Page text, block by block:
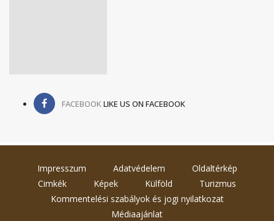
FACEBOOKLIKE US ON FACEBOOK
Impresszum Adatvédelem
Oldaltérkép
Cimkék
Képek Külföld
Turizmus
Kommentelési szabályok és jogi nyilatkozat
Médiaajánlat